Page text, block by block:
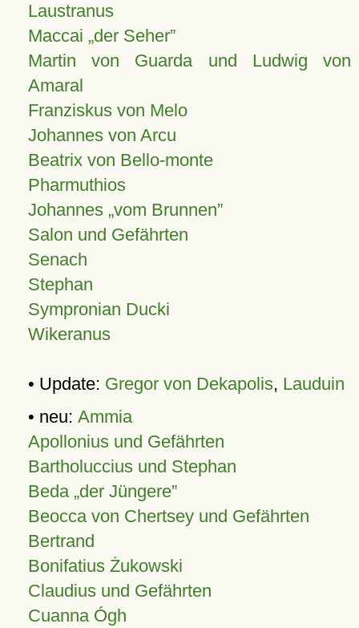
Laustranus
Maccai „der Seher”
Martin von Guarda und Ludwig von
Amaral
Franziskus von Melo
Johannes von Arcu
Beatrix von Bello-monte
Pharmuthios
Johannes vom Brunnen
Salon und Gefährten
Senach
Stephan
Sympronian Ducki
Wikeranus
• Update: Gregor von Dekapolis, Lauduin
• neu: Ammia
Apollonius und Gefährten
Bartholuccius und Stephan
Beda „der Jüngere”
Beocca von Chertsey und Gefährten
Bertrand
Bonifatius Żukowski
Claudius und Gefährten
Cuanna Ógh